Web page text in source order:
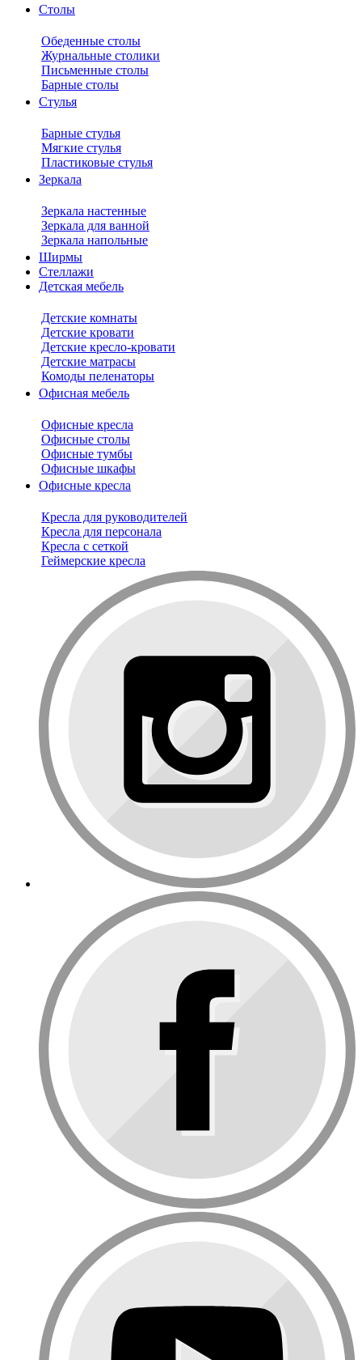
Столы
Обеденные столы
Журнальные столики
Письменные столы
Барные столы
Стулья
Барные стулья
Мягкие стулья
Пластиковые стулья
Зеркала
Зеркала настенные
Зеркала для ванной
Зеркала напольные
Ширмы
Стеллажи
Детская мебель
Детские комнаты
Детские кровати
Детские кресло-кровати
Детские матрасы
Комоды пеленаторы
Офисная мебель
Офисные кресла
Офисные столы
Офисные тумбы
Офисные шкафы
Офисные кресла
Кресла для руководителей
Кресла для персонала
Кресла с сеткой
Геймерские кресла